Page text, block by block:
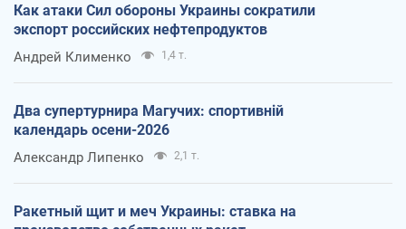
Как атаки Сил обороны Украины сократили
экспорт российских нефтепродуктов
Андрей Клименко 1,4 т.
Два супертурнира Магучих: спортивній
календарь осени-2026
Александр Липенко 2,1 т.
Ракетный щит и меч Украины: ставка на